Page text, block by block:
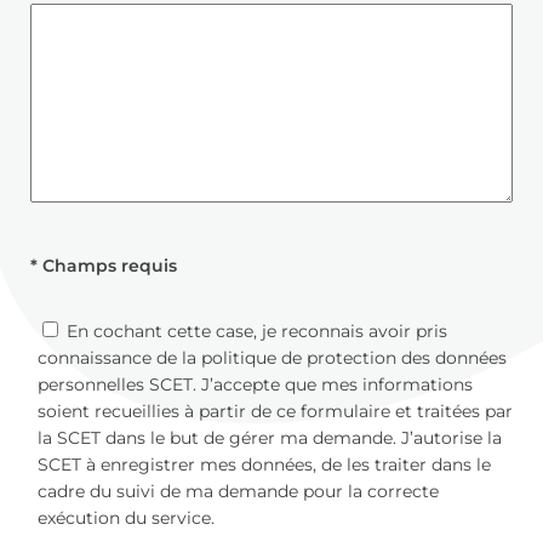
* Champs requis
En cochant cette case, je reconnais avoir pris
connaissance de la politique de protection des données
personnelles SCET. J’accepte que mes informations
soient recueillies à partir de ce formulaire et traitées par
la SCET dans le but de gérer ma demande. J’autorise la
SCET à enregistrer mes données, de les traiter dans le
cadre du suivi de ma demande pour la correcte
exécution du service.